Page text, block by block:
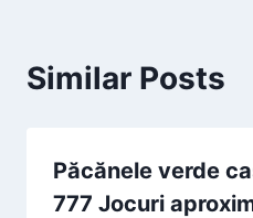
Similar Posts
Păcănele verde
777 Jocuri